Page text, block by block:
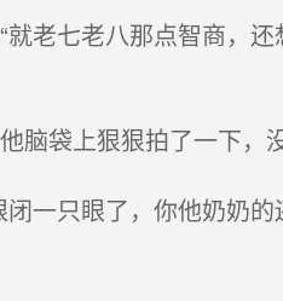
老七老八那点智商，
袋上狠狠拍了一下，
一只眼了，你他奶奶